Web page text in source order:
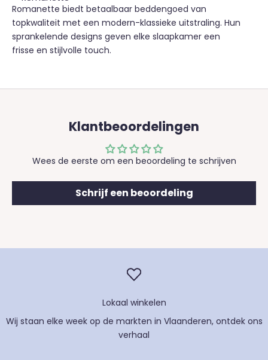
Romanette biedt betaalbaar beddengoed van
topkwaliteit met een modern-klassieke uitstraling. Hun
sprankelende designs geven elke slaapkamer een
frisse en stijlvolle touch.
Klantbeoordelingen
Wees de eerste om een beoordeling te schrijven
Schrijf een beoordeling
Lokaal winkelen
Wij staan elke week op de markten in Vlaanderen, ontdek ons
verhaal